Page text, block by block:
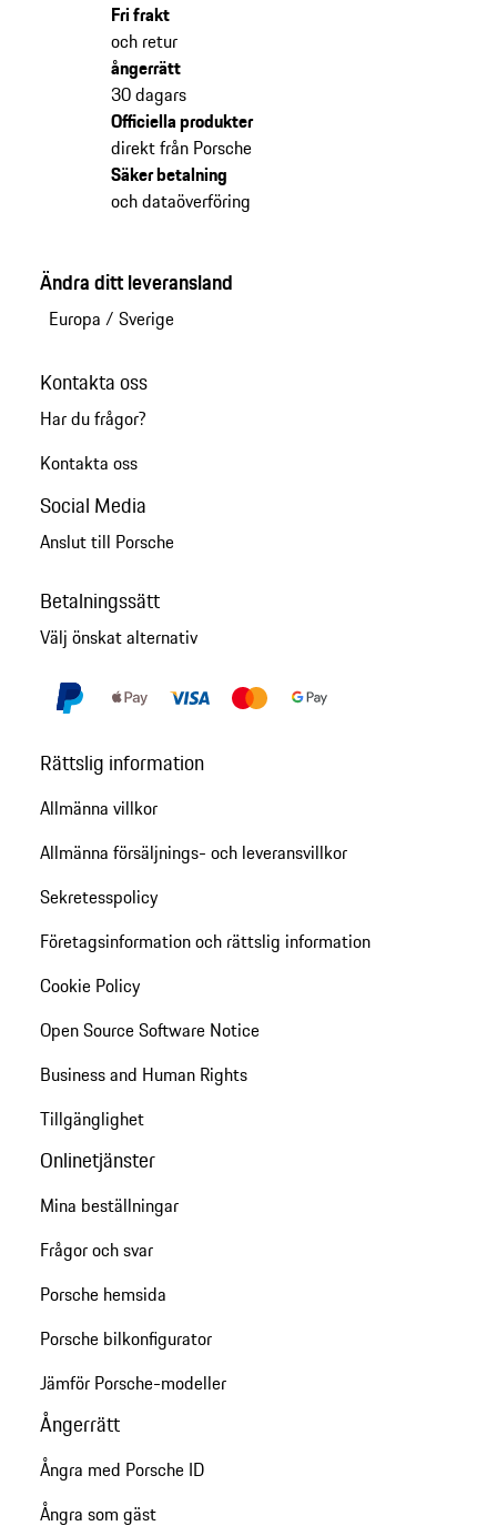
Fri frakt
och retur
ångerrätt
30 dagars
Officiella produkter
direkt från Porsche
Säker betalning
och dataöverföring
Ändra ditt leveransland
Europa / Sverige
Kontakta oss
Har du frågor?
Kontakta oss
Social Media
Anslut till Porsche
Betalningssätt
Välj önskat alternativ
Rättslig information
Allmänna villkor
Allmänna försäljnings- och leveransvillkor
Sekretesspolicy
Företagsinformation och rättslig information
Cookie Policy
Open Source Software Notice
Business and Human Rights
Tillgänglighet
Onlinetjänster
Mina beställningar
Frågor och svar
Porsche hemsida
Porsche bilkonfigurator
Jämför Porsche-modeller
Ångerrätt
Ångra med Porsche ID
Ångra som gäst